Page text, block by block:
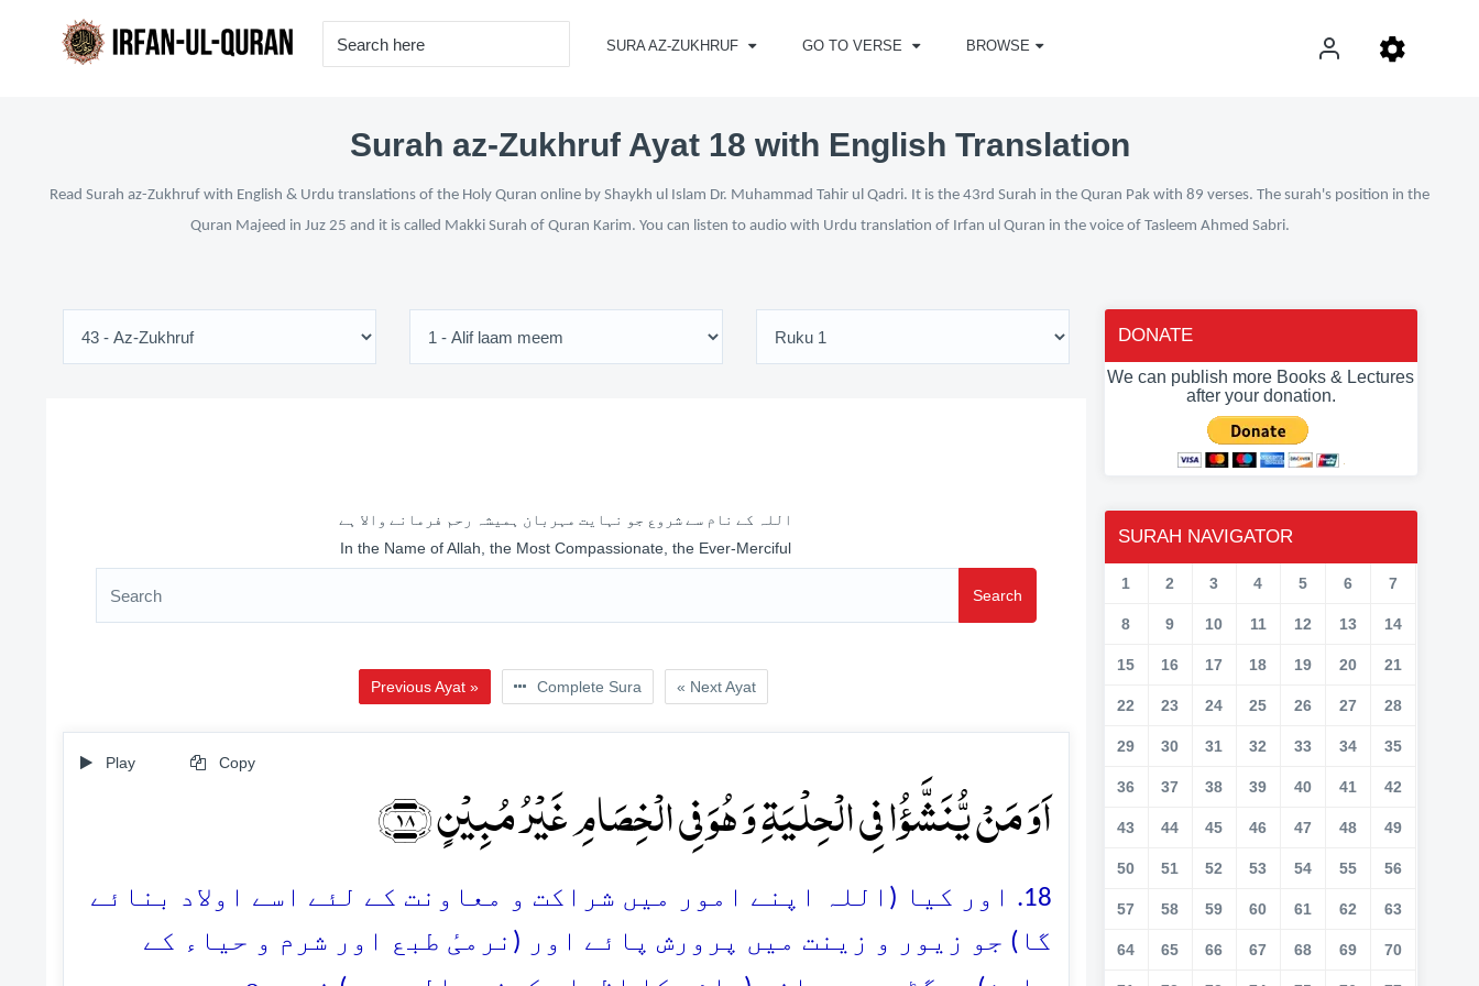
SURA AZ-ZUKHRUF GO TO VERSE BROWSE
Surah az-Zukhruf Ayat 18 with English Translation
Read Surah az-Zukhruf with English & Urdu translations of the Holy Quran online by Shaykh ul Islam Dr. Muhammad Tahir ul Qadri. It is the 43rd Surah in the Quran Pak with 89 verses. The surah's position in the
Quran Majeed in Juz 25 and it is called Makki Surah of Quran Karim. You can listen to audio with Urdu translation of Irfan ul Quran in the voice of Tasleem Ahmed Sabri.
اللہ کے نام سے شروع جو نہایت مہربان ہمیشہ رحم فرمانے والا ہے
In the Name of Allah, the Most Compassionate, the Ever-Merciful
Search
Previous Ayat » Complete Sura « Next Ayat
Play Copy
اَوَ مَنۡ یُّنَشَّؤُا فِی الۡحِلۡیَۃِ وَ ہُوَ فِی الۡخِصَامِ غَیۡرُ مُبِیۡنٍ ﴿۱۸﴾
18. اور کیا (اللہ اپنے امور میں شراکت و معاونت کے لئے اسے اولاد بنائے
گا) جو زیور و زینت میں پرورش پائے اور (نرمیٔ طبع اور شرم و حیاء کے
DONATE
We can publish more Books & Lectures
after your donation.
SURAH NAVIGATOR
1 2 3 4 5 6 7
8 9 10 11 12 13 14
15 16 17 18 19 20 21
22 23 24 25 26 27 28
29 30 31 32 33 34 35
36 37 38 39 40 41 42
43 44 45 46 47 48 49
50 51 52 53 54 55 56
57 58 59 60 61 62 63
64 65 66 67 68 69 70